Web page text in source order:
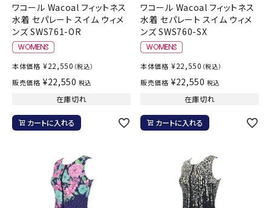
ワコール Wacoal フィットネス
水着 セパレート スイム ウィメ
ンズ SWS761-OR
本体価格 ¥22,550 （税込）
販売価格 ¥22,550 税込
在庫切れ
カートに入れる
ワコール Wacoal フィットネス
水着 セパレート スイム ウィメ
ンズ SWS760-SX
本体価格 ¥22,550 （税込）
販売価格 ¥22,550 税込
在庫切れ
カートに入れる